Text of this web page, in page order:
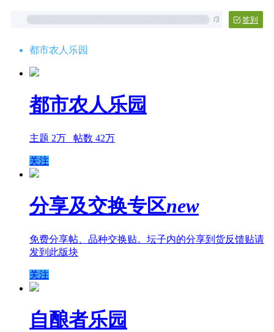
/3 签到
都市农人乐园
都市农人乐园
主题 2万 帖数 42万
关注
分享及交换专区new
免费分享帖、品种交换贴。坛子内的分享到货反馈贴请
发到此版块
关注
自酿者乐园